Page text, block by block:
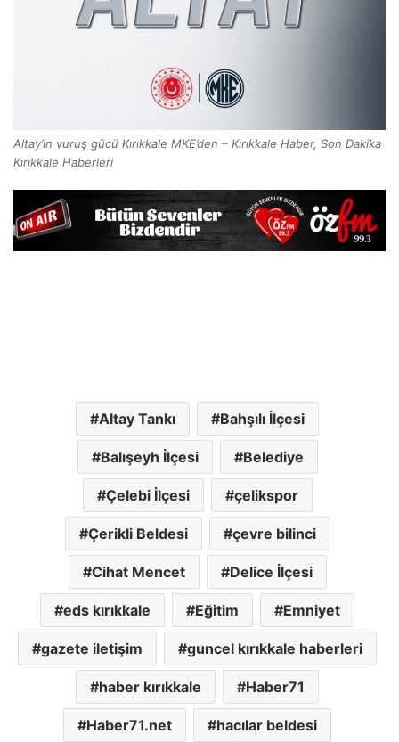
Altay’ın vuruş gücü Kırıkkale MKE’den – Kırıkkale Haber, Son Dakika
Kırıkkale Haberleri
Altay Tankı Bahşılı İlçesi
Balışeyh İlçesi Belediye
Çelebi İlçesi çelikspor
Çerikli Beldesi çevre bilinci
Cihat Mencet Delice İlçesi
eds kırıkkale Eğitim Emniyet
gazete iletişim guncel kırıkkale haberleri
haber kırıkkale Haber71
Haber71.net hacılar beldesi